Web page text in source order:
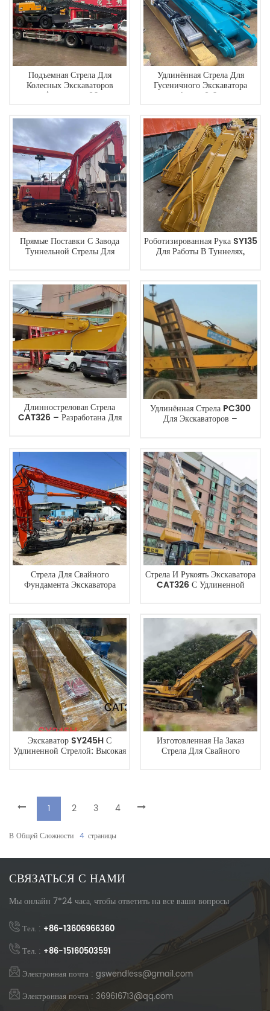
Подъемная Стрела Для
Колесных Экскаваторов
Xinyuan C120
Удлинённая Стрела Для
Гусеничного Экскаватора
Sunward SWE210 Компании
Прямые Поставки С Завода
Туннельной Стрелы Для
Тяжелых Строительных Работ,
От Китайского Производителя.
Роботизированная Рука SY135
Для Работы В Туннелях,
Длинностреловая Стрела
CAT326 – Разработана Для
Завода.
Удлинённая Стрела PC300
Для Экскаваторов –
Строительстве.
Стрела Для Свайного
Фундамента Экскаватора
Стрела И Рукоять Экскаватора
CAT326 С Удлиненной
Глубокой Выемки Грунта.
Экскаватор SY245H С
Удлиненной Стрелой: Высокая
Изготовленная На Заказ
Стрела Для Свайного
1 2 3 4
В Общей Сложности 4 Страницы
СВЯЗАТЬСЯ С НАМИ
Мы онлайн 7*24 часа, чтобы ответить на все ваши вопросы
Тел. : +86-13606966360
Тел. : +86-15160503591
Электронная почта : gswendless@gmail.com
Электронная почта : 369616713@qq.com